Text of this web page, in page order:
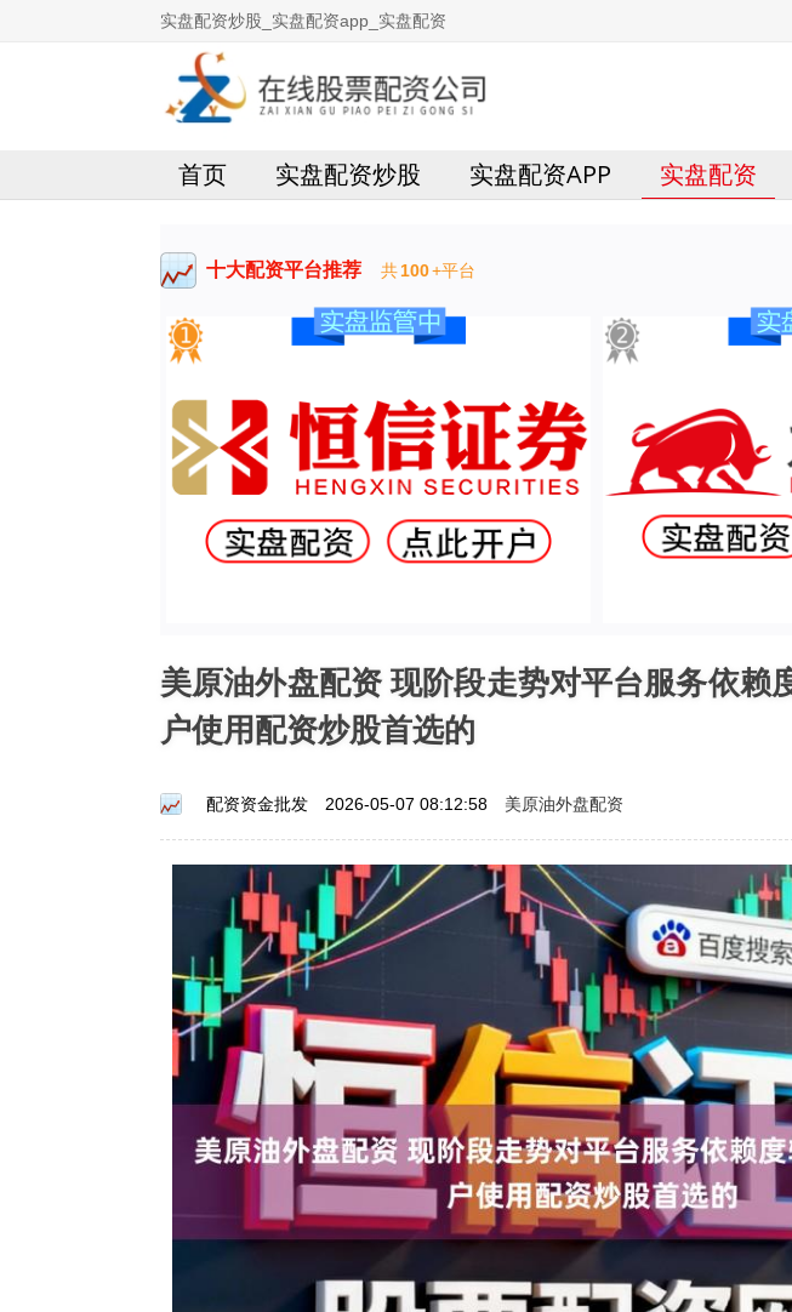
实盘配资炒股_实盘配资app_实盘配资
首页 实盘配资炒股 实盘配资APP 实盘配资
十大配资平台推荐 共100+平台
美原油外盘配资 现阶段走势对平台服务依赖
户使用配资炒股首选的
配资资金批发 2026-05-07 08:12:58 美原油外盘配资